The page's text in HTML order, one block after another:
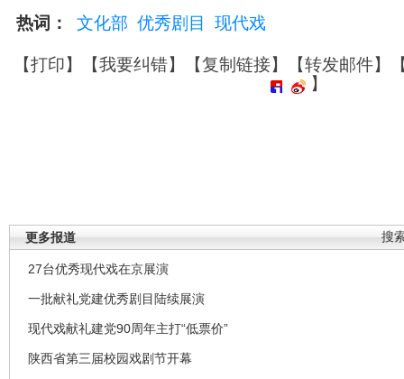
热词： 文化部 优秀剧目 现代戏
【打印】【我要纠错】【复制链接】【转发邮件】
】
搜
更多报道
27台优秀现代戏在京展演
一批献礼党建优秀剧目陆续展演
现代戏献礼建党90周年主打“低票价”
陕西省第三届校园戏剧节开幕